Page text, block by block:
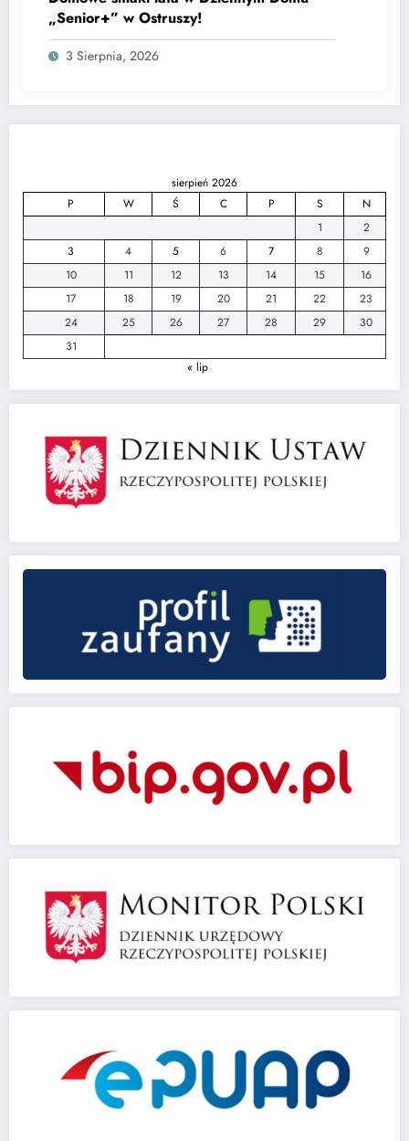
„Senior+” w Ostruszy!
3 Sierpnia, 2026
sierpień 2026
P
W Ś C P S
N
1
2
3
4 5 6 7 8
9
10
11 12 13 14 15
16
17
18 19 20 21 22
23
24
25 26 27 28 29
30
31
« lip